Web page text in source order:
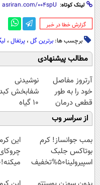
لینک کوتاه:
‌گزارش خطا در خبر
برچسب ها: برترین گل‌ ، پرتغال ،
مطالب پیشنهادی
آرتروز مفاصل
خود را به طور
قطعی درمان
کنید!
◗پرسش‌نامه◖
نوشیدنی
شفابخش کبد
10 گیاه
موثر(تخفیف
امشب)
از سراسر وب
بمب جوانساز! کرم
بوتاکس جلبک
اسپیرولینا50%تخفیف
این
میکنه!50%تخفیف